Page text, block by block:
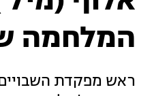
המלחמה
ראש מפקדת